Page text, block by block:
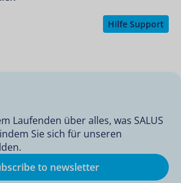
on Twitter Hilfe Support
Laufenden über alles, was SALUS
Sie sich für unseren
to newsletter